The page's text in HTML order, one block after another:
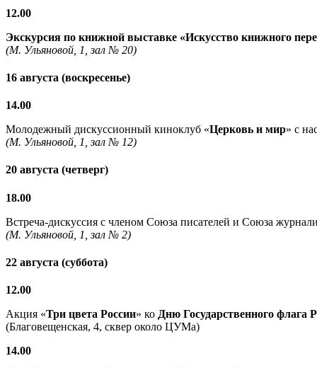
12.00
Экскурсия по книжной выставке «Искусство книжного
(М. Ульяновой, 1, зал № 20)
16 августа (воскресенье)
14.00
Молодежный дискуссионный киноклуб «Церковь и мир» с
(М. Ульяновой, 1, зал № 12)
20 августа (четверг)
18.00
Встреча-дискуссия с членом Союза писателей и Союза
(М. Ульяновой, 1, зал № 2)
22 августа (суббота)
12.00
Акция «Три цвета России» ко Дню Государственного флага
(Благовещенская, 4, сквер около ЦУМа)
14.00